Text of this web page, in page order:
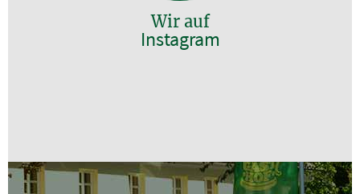
Wir auf
Instagram